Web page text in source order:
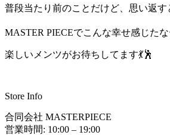
普段当たり前のことだけど、思い返
MASTER PIECEでこんな幸せ感じた
楽しいメンツがお待ちしてます💃🕺
Store Info
合同会社 MASTERPIECE
営業時間: 10:00 – 19:00